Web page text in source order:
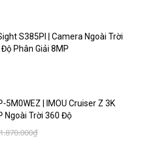
Nhìn Đêm.
S385PI | Camera Ngoài Trời
Phân Giải 8MP
5M0WEZ | IMOU Cruiser Z 3K
Ngoài Trời 360 Độ
1.870.000₫